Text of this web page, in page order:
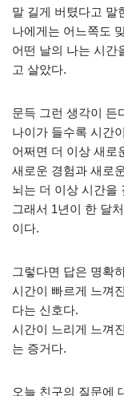
말 길게 버텼다고 말
나에게는 어느쪽도
어떤 날의 나는 시간
고 살았다.
문득 그런 생각이 든
나이가 들수록 시간
어쩌면 더 이상 새로
새로운 경험과 새로
뇌는 더 이상 시간을
그래서 1년이 한 달
이다.
그렇다면 답은 명확
시간이 빠르게 느껴
다는 신호다.
시간이 느리게 느껴
는 증거다.
오늘 친구의 질문에